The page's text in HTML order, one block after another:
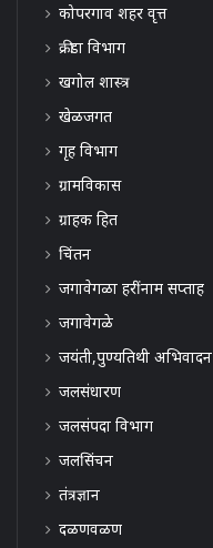
कोपरगाव शहर वृत्त
क्रीडा विभाग
खगोल शास्त्र
खेळजगत
गृह विभाग
ग्रामविकास
ग्राहक हित
चिंतन
जगावेगळा हरींनाम सप्ताह
जगावेगळे
जयंती,पुण्यतिथी अभिवादन
जलसंधारण
जलसंपदा विभाग
जलसिंचन
तंत्रज्ञान
दळणवळण